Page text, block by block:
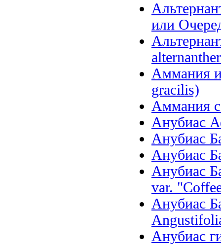
или
Аммания
gracilis)
Аммания
Анубиас
Анубиас
Анубиас
Анубиас
var.
Анубиас
Анубиас